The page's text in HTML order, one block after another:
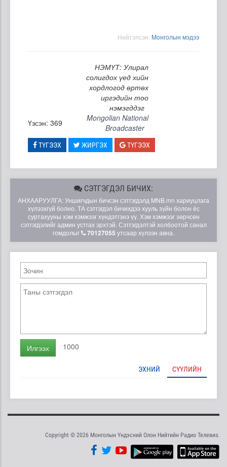
Нийтэлсэн: Moнголын мэдээ
НЭМҮТ: Улирал
солигдох үед хийн
хордлогод өртөх
иргэдийн тоо
нэмэгддэг
Үзсэн: 369
Mongolian National
Broadcaster
ТҮГЭЭХ ЖИРГЭХ ТҮГЭЭХ
СЭТГЭГДЭЛ БИЧИХ:
АНХААРУУЛГА: Уншигчдын бичсэн сэтгэгдэлд MNB.mn хариуцлага
хүлээхгүй болно. ТА сэтгэгдэл бичихдээ хууль зүйн болон ёс
суртахууны хэм хэмжээг хүндэтгэнэ үү. Хэм хэмжээг зөрчсөн
сэтгэгдэлийг админ устгах эрхтэй. Сэтгэгдэлтэй холбоотой санал
гомдолыг
70127055 утсаар хүлээн авна.
Илгээх 1000
ЭХНИЙ СҮҮЛИЙН
Copyright © 2026 Монголын Үндэсний Олон Нийтийн Радио Телевиз.